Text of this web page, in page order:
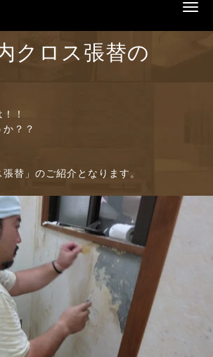
N
v
クロス張替の
！
？？
張替」のご紹介となります。